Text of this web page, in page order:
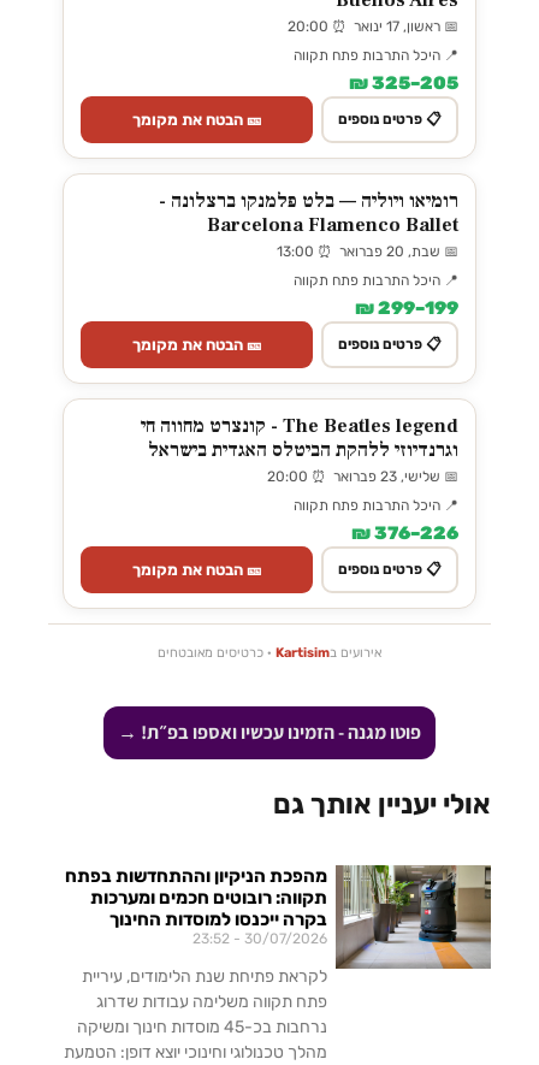
📅 ראשון, 17 ינואר ⏰ 20:00
📍 היכל התרבות פתח תקווה
205–325 ₪
📋 פרטים נוספים 🎫 הבטח את מקומך
רומיאו ויוליה — בלט פלמנקו ברצלונה -
Barcelona Flamenco Ballet
📅 שבת, 20 פברואר ⏰ 13:00
📍 היכל התרבות פתח תקווה
199–299 ₪
📋 פרטים נוספים 🎫 הבטח את מקומך
The Beatles legend - קונצרט מחווה חי
וגרנדיוזי ללהקת הביטלס האגדית בישראל
📅 שלישי, 23 פברואר ⏰ 20:00
📍 היכל התרבות פתח תקווה
226–376 ₪
📋 פרטים נוספים 🎫 הבטח את מקומך
אירועים בKartisim · כרטיסים מאובטחים
פוטו מגנה - הזמינו עכשיו ואספו בפ״ת! →
אולי יעניין אותך גם
מהפכת הניקיון וההתחדשות בפתח
תקווה: רובוטים חכמים ומערכות
בקרה ייכנסו למוסדות החינוך
30/07/2026
לקראת פתיחת שנת הלימודים, עיריית
פתח תקווה משלימה עבודות שדרוג
נרחבות בכ-45 מוסדות חינוך ומשיקה
מהלך טכנולוגי וחינוכי יוצא דופן: הטמעת